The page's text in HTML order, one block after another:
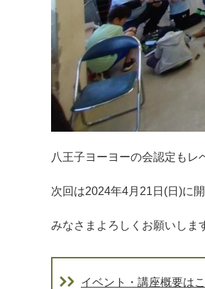
八王子ヨーヨーの会認定もレ
次回は2024年4月21日(日)に
みなさまよろしくお願いしま
イベント・講座概要は